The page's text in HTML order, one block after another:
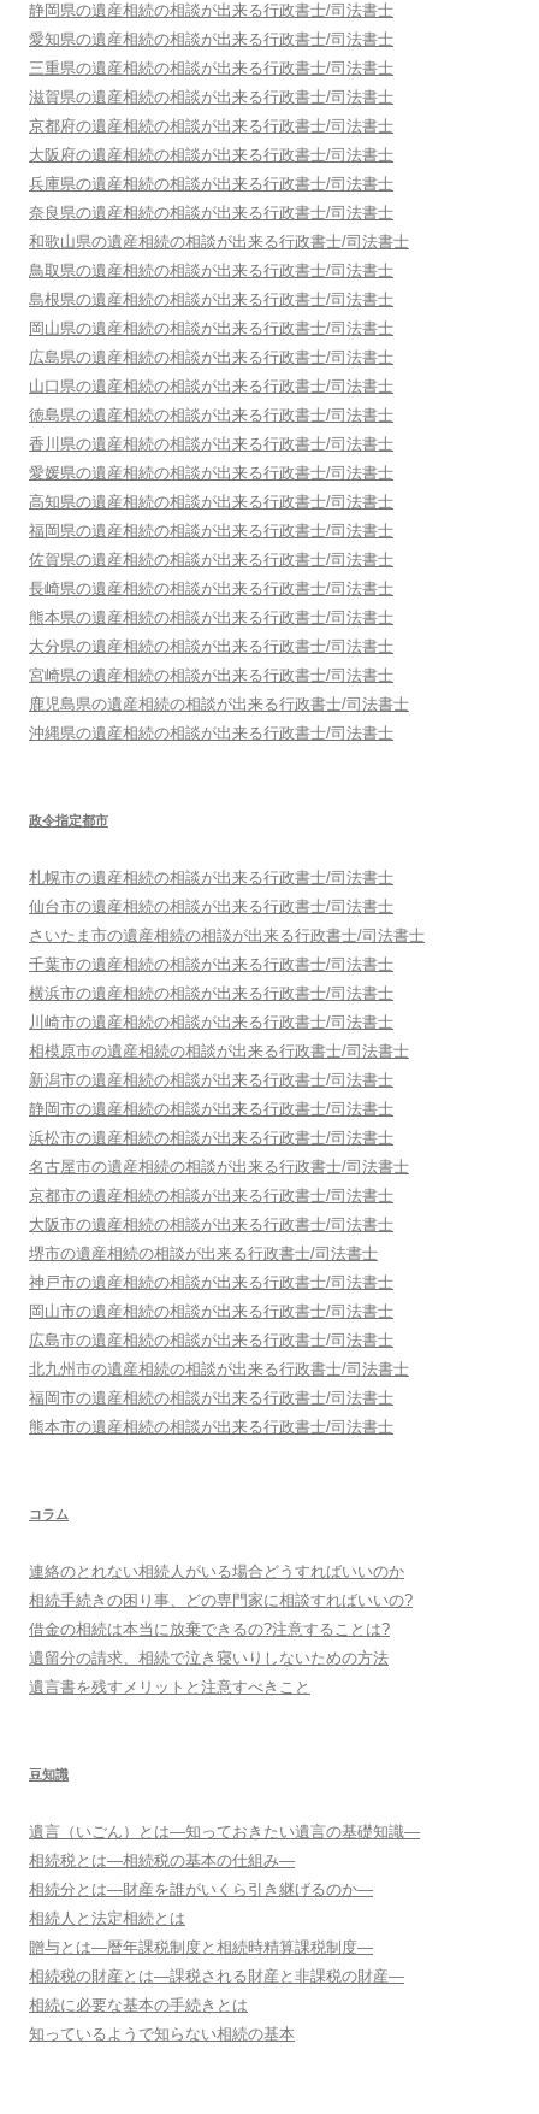
静岡県の遺産相続の相談が出来る行政書士/司法書士
愛知県の遺産相続の相談が出来る行政書士/司法書士
三重県の遺産相続の相談が出来る行政書士/司法書士
滋賀県の遺産相続の相談が出来る行政書士/司法書士
京都府の遺産相続の相談が出来る行政書士/司法書士
大阪府の遺産相続の相談が出来る行政書士/司法書士
兵庫県の遺産相続の相談が出来る行政書士/司法書士
奈良県の遺産相続の相談が出来る行政書士/司法書士
和歌山県の遺産相続の相談が出来る行政書士/司法書士
鳥取県の遺産相続の相談が出来る行政書士/司法書士
島根県の遺産相続の相談が出来る行政書士/司法書士
岡山県の遺産相続の相談が出来る行政書士/司法書士
広島県の遺産相続の相談が出来る行政書士/司法書士
山口県の遺産相続の相談が出来る行政書士/司法書士
徳島県の遺産相続の相談が出来る行政書士/司法書士
香川県の遺産相続の相談が出来る行政書士/司法書士
愛媛県の遺産相続の相談が出来る行政書士/司法書士
高知県の遺産相続の相談が出来る行政書士/司法書士
福岡県の遺産相続の相談が出来る行政書士/司法書士
佐賀県の遺産相続の相談が出来る行政書士/司法書士
長崎県の遺産相続の相談が出来る行政書士/司法書士
熊本県の遺産相続の相談が出来る行政書士/司法書士
大分県の遺産相続の相談が出来る行政書士/司法書士
宮崎県の遺産相続の相談が出来る行政書士/司法書士
鹿児島県の遺産相続の相談が出来る行政書士/司法書士
沖縄県の遺産相続の相談が出来る行政書士/司法書士
政令指定都市
札幌市の遺産相続の相談が出来る行政書士/司法書士
仙台市の遺産相続の相談が出来る行政書士/司法書士
さいたま市の遺産相続の相談が出来る行政書士/司法書士
千葉市の遺産相続の相談が出来る行政書士/司法書士
横浜市の遺産相続の相談が出来る行政書士/司法書士
川崎市の遺産相続の相談が出来る行政書士/司法書士
相模原市の遺産相続の相談が出来る行政書士/司法書士
新潟市の遺産相続の相談が出来る行政書士/司法書士
静岡市の遺産相続の相談が出来る行政書士/司法書士
浜松市の遺産相続の相談が出来る行政書士/司法書士
名古屋市の遺産相続の相談が出来る行政書士/司法書士
京都市の遺産相続の相談が出来る行政書士/司法書士
大阪市の遺産相続の相談が出来る行政書士/司法書士
堺市の遺産相続の相談が出来る行政書士/司法書士
神戸市の遺産相続の相談が出来る行政書士/司法書士
岡山市の遺産相続の相談が出来る行政書士/司法書士
広島市の遺産相続の相談が出来る行政書士/司法書士
北九州市の遺産相続の相談が出来る行政書士/司法書士
福岡市の遺産相続の相談が出来る行政書士/司法書士
熊本市の遺産相続の相談が出来る行政書士/司法書士
コラム
連絡のとれない相続人がいる場合どうすればいいのか
相続手続きの困り事、どの専門家に相談すればいいの?
借金の相続は本当に放棄できるの?注意することは?
遺留分の請求、相続で泣き寝いりしないための方法
遺言書を残すメリットと注意すべきこと
豆知識
遺言（いごん）とは―知っておきたい遺言の基礎知識―
相続税とは―相続税の基本の仕組み―
相続分とは―財産を誰がいくら引き継げるのか―
相続人と法定相続とは
贈与とは―暦年課税制度と相続時精算課税制度―
相続税の財産とは―課税される財産と非課税の財産―
相続に必要な基本の手続きとは
知っているようで知らない相続の基本